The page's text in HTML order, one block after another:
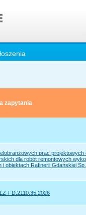
zapytania
prac projektowych
dla robót remontowych
obiektach Rafinerii Gdańskiej
FD.2110.35.2026